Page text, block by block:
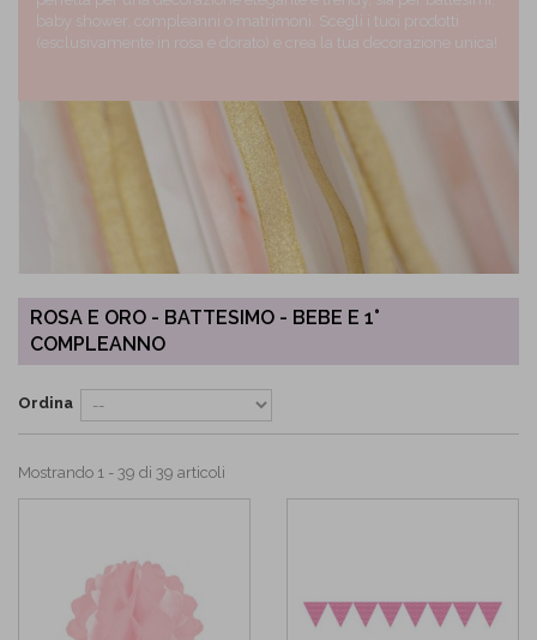
baby shower, compleanni o matrimoni. Scegli i tuoi prodotti
(esclusivamente in rosa e dorato) e crea la tua decorazione unica!
ROSA E ORO - BATTESIMO - BEBE E 1°
COMPLEANNO
Ordina
Mostrando 1 - 39 di 39 articoli